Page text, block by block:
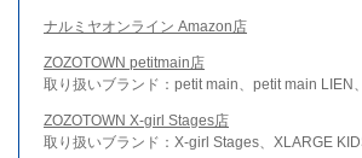
ナルミヤオンライン Amazon店
ZOZOTOWN petitmain店
取り扱いブランド：petit main、petit main LIEN
ZOZOTOWN X-girl Stages店
取り扱いブランド：X-girl Stages、XLARGE